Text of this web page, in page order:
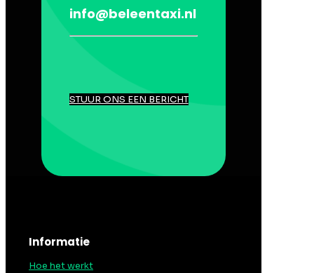
info@beleentaxi.nl
STUUR ONS EEN BERICHT
Informatie
Hoe het werkt